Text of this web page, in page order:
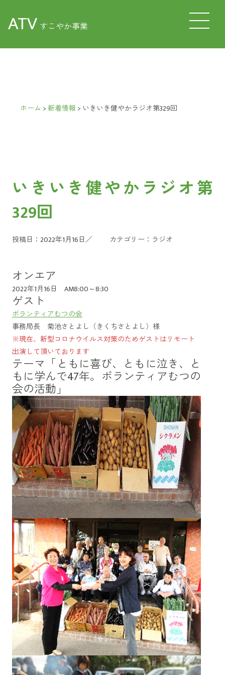
ATV すこやか事業
ホーム >新着情報> いきいき健やかラジオ第329回
いきいき健やかラジオ第
329回
投稿日：2022年1月16日／ カテゴリー： ラジオ
オンエア
2022年1月16日 AM8:00～8:30
ゲスト
ボランティアむつの会
事務局長 菊池さとよし（きくちさとよし）様
※現在、新型コロナウイルス対策のためゲストはリモート
出演して頂いております
テーマ「ともに喜び、ともに泣き、と
もに学んで47年。ボランティアむつの
会の活動」